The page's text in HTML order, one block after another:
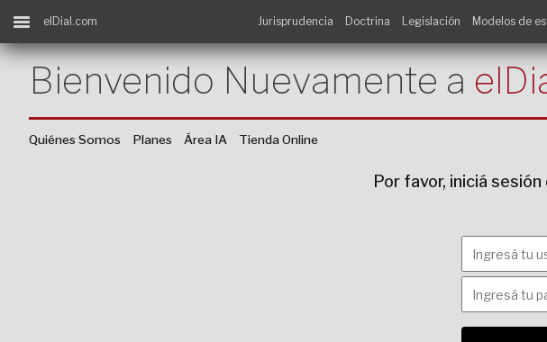
elDial.com Jurisprudencia Doctrina Legislación Modelos de
Bienvenido Nuevamente a
Quiénes Somos Planes Área IA Tienda Online
Por favor, iniciá